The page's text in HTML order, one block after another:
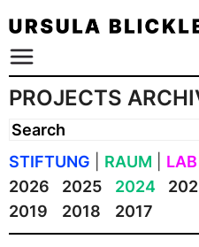
PROJECTS
STIFTUNG RAUM LAB
2026
2025 2024
2019
2018 2017